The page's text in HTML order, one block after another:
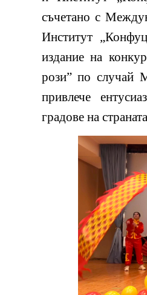
съчетано с
Институт
издание на
рози” по случай
привлече
градове на